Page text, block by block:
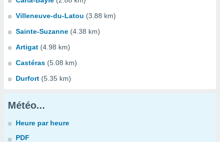
Villeneuve-du-Latou (3.88 km)
Sainte-Suzanne (4.38 km)
Artigat (4.98 km)
Castéras (5.08 km)
Durfort (5.35 km)
Météo...
Heure par heure
PDF